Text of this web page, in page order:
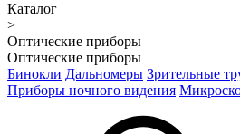
Каталог
>
Оптические приборы
Оптические приборы
Бинокли Дальномеры Зрительные
Приборы ночного видения